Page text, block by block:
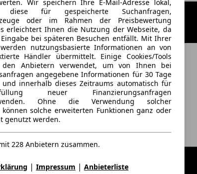
Wir speichern Ihre E-Mail-Adresse lokal,
für gespeicherte Suchanfragen,
oder im Rahmen der Preisbewertung
erleichtert Ihnen die Nutzung der Webseite, da
bei späteren Besuchen entfällt. Mit Ihrer
nutzungsbasierte Informationen an von
Händler übermittelt. Einige Cookies/Tools
Anbietern verwendet, um von Ihnen bei
angegebene Informationen für 30 Tage
innerhalb dieses Zeitraums automatisch für
neuer Finanzierungsanfragen
Ohne die Verwendung solcher
können solche erweiterten Funktionen ganz oder
genutzt werden.
228 Anbietern zusammen.
| Impressum | Anbieterliste